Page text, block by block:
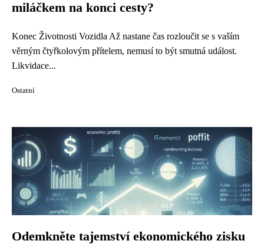
miláčkem na konci cesty?
Konec Životnosti Vozidla Až nastane čas rozloučit se s vaším
věrným čtyřkolovým přítelem, nemusí to být smutná událost.
Likvidace...
Ostatní
Odemkněte tajemství ekonomického zisku